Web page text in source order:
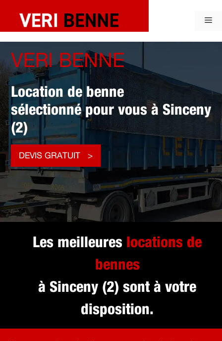
contenu
VERI BENNE
Location de benne
sélectionné pour vous à Sinceny
(2)
DEVIS GRATUIT
Les meilleures locations de
bennes
à Sinceny (2) sont à votre
disposition.